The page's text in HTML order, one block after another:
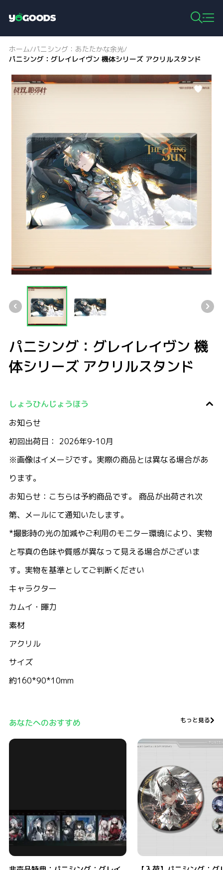
o
g
o
o
s
ホーム/パニシング：あたたかな余光/
パニシング：グレイレイヴン 機体シリーズ アクリルスタンド
パニシング：グレイレイヴン 機
体シリーズ アクリルスタンド
しょうひんじょうほう
お知らせ
初回出荷日： 2026年9-10月
※画像はイメージです。実際の商品とは異なる場合があ
ります。
お知らせ：こちらは予約商品です。 商品が出荷され次
第、メールにて通知いたします。
*撮影時の光の加減やご利用のモニター環境により、実物
と写真の色味や質感が異なって見える場合がございま
す。実物を基準としてご判断ください
キャラクター
カムイ・暉力
素材
アクリル
サイズ
約160*90*10mm
あなたへのおすすめ もっと見る